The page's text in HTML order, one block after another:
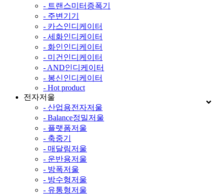
- 트랜스미터증폭기
- 주변기기
- 카스인디케이터
- 세화인디케이터
- 화인인디케이터
- 미건인디케이터
- AND인디케이터
- 봉신인디케이터
- Hot product
전자저울
- 산업용전자저울
- Balance정밀저울
- 플랫폼저울
- 축중기
- 매달림저울
- 운반용저울
- 방폭저울
- 방수형저울
- 유통형저울